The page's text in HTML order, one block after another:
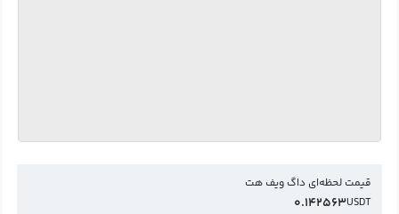
قیمت لحظه‌ای داگ ویف هت
USDT
0.142563